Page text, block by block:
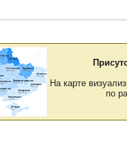
На карте
по